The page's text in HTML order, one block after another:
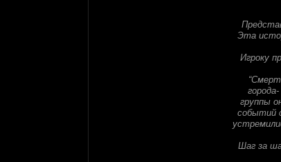
Эта
Игроку
группы
событий
Шаг за